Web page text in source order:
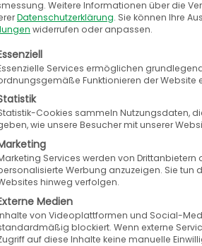
dort im ersten Jahr bereits
dabei für mehr als die
Business nun auch auf
neuen Amazon-
und gemeinnützige
Königreich oder in
Weitere Informationen über die
Datenschutzerklärung. Sie können Ihre
widerrufen oder anpassen.
eine Liste der Service-
Services ermöglichen
Funktionieren der Website
Cookies sammeln Nutzungsdaten,
wie unsere Besucher mit unserer
Services werden von Drittanbietern
Werbung anzuzeigen. Sie tun
hinweg verfolgen.
Medien
von Videoplattformen und Social-
blockiert. Wenn externe
auf diese Inhalte keine manuelle